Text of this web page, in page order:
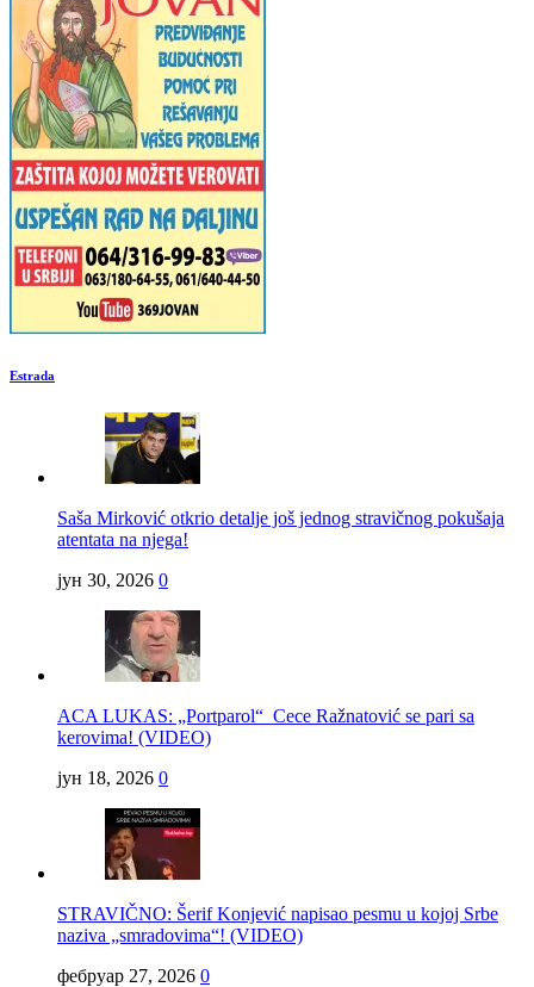
Estrada
Saša Mirković otkrio detalje još jednog stravičnog pokušaja
atentata na njega!
јун 30, 2026 0
ACA LUKAS: „Portparol“ Cece Ražnatović se pari sa
kerovima! (VIDEO)
јун 18, 2026 0
STRAVIČNO: Šerif Konjević napisao pesmu u kojoj Srbe
naziva „smradovima“! (VIDEO)
фебруар 27, 2026 0